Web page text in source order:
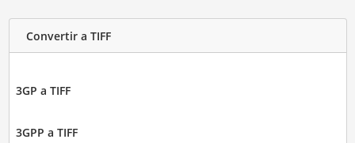
Convertir a TIFF
3GP a TIFF
3GPP a TIFF